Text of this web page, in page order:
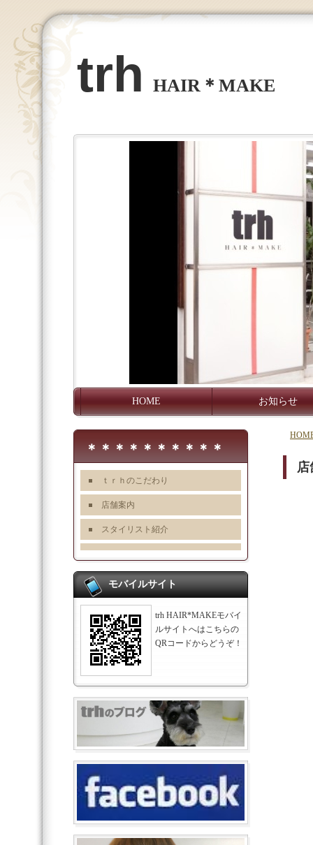
trh HAIR＊MAKE
HOME お知らせ
店
＊＊＊＊＊＊＊＊＊＊
ｔｒｈのこだわり
店舗案内
スタイリスト紹介
モバイルサイト
trh HAIR*MAKEモバイ
ルサイトへはこちらの
QRコードからどうぞ！